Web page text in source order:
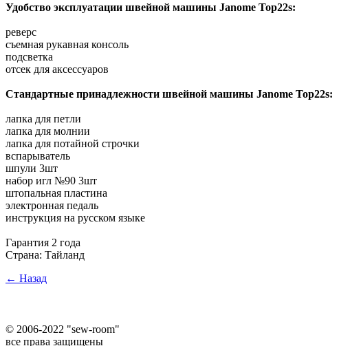
Удобство эксплуатации швейной машины Janome Top22s:
реверс
съемная рукавная консоль
подсветка
отсек для аксессуаров
Стандартные принадлежности швейной машины Janome Top22s:
лапка для петли
лапка для молнии
лапка для потайной строчки
вспарыватель
шпули 3шт
набор игл №90 3шт
штопальная пластина
электронная педаль
инструкция на русском языке
Гарантия 2 года
Страна: Тайланд
← Назад
© 2006-2022 "sew-room"
все права защищены